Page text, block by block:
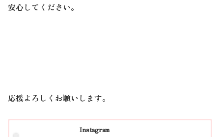
安心してください。
応援よろしくお願いします。
Instagram